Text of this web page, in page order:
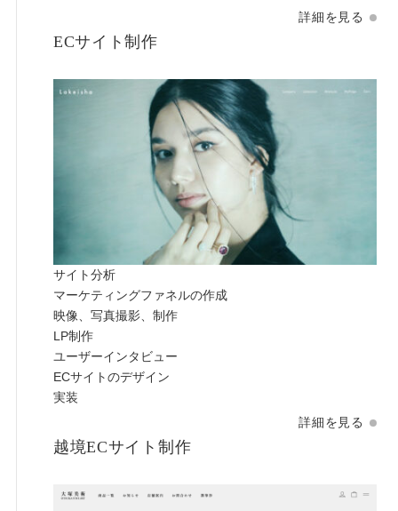
詳細を見る
ECサイト制作
サイト分析
マーケティングファネルの作成
映像、写真撮影、制作
LP制作
ユーザーインタビュー
ECサイトのデザイン
実装
詳細を見る
越境ECサイト制作